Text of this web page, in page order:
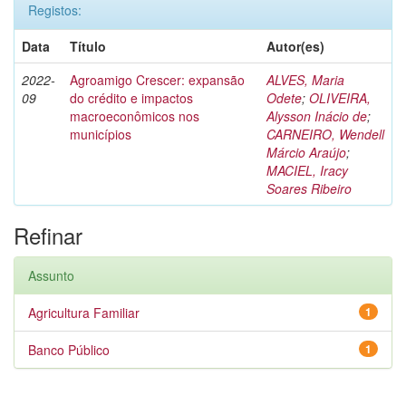
Registos:
Data
Título
Autor(es)
2022-
09
Agroamigo Crescer: expansão
do crédito e impactos
macroeconômicos nos
municípios
ALVES, Maria
Odete; OLIVEIRA,
Alysson Inácio de;
CARNEIRO, Wendell
Márcio Araújo;
MACIEL, Iracy
Soares Ribeiro
Refinar
Assunto
1
Agricultura Familiar
1
Banco Público